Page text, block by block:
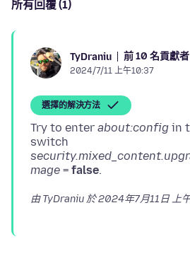
所有回覆 (1)
TyDraniu 前 10 名貢獻者
2024/7/11 上午10:37
選擇的解決方法
Try to enter about:config in
switch
mage = false
由 TyDraniu 於2024年7月11日 上